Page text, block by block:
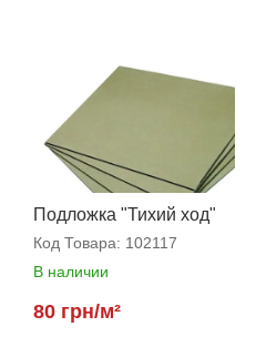
Подложка "Тихий ход"
3,5 мм
Код Товара: 102117
В наличии
80 грн/м²